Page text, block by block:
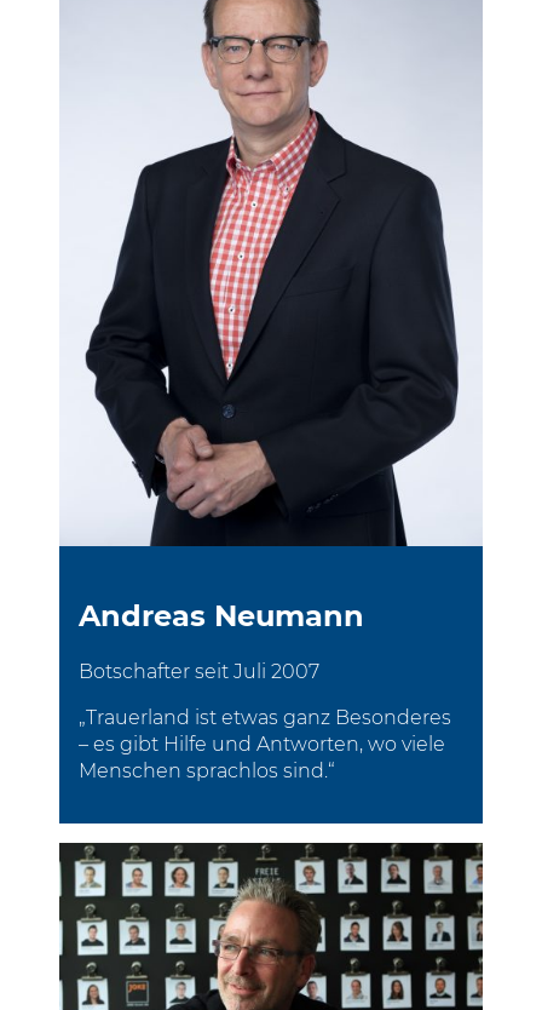
Andreas Neumann
Botschafter seit Juli 2007
„Trauerland ist etwas ganz Besonderes
– es gibt Hilfe und Antworten, wo viele
Menschen sprachlos sind.“